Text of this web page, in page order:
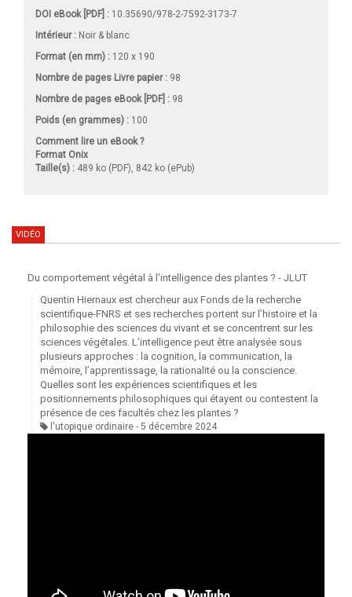
DOI eBook [PDF] : 10.35690/978-2-7592-3173-7
Intérieur : Noir & blanc
Format (en mm) : 120 x 190
Nombre de pages Livre papier: 98
Nombre de pages eBook [PDF] : 98
Poids (en grammes) : 100
Comment lire un eBook ?
Format Onix
Taille(s) : 489 ko (PDF), 842 ko (ePub)
VIDÉO
Du comportement végétal à l'intelligence des plantes ? - JLUT
Quentin Hiernaux est chercheur aux Fonds de la recherche
scientifique-FNRS et ses recherches portent sur l’histoire et la
philosophie des sciences du vivant et se concentrent sur les
sciences végétales. L’intelligence peut être analysée sous
plusieurs approches : la cognition, la communication, la
mémoire, l’apprentissage, la rationalité ou la conscience.
Quelles sont les expériences scientifiques et les
positionnements philosophiques qui étayent ou contestent la
présence de ces facultés chez les plantes ?
l'utopique ordinaire 5 décembre 2024